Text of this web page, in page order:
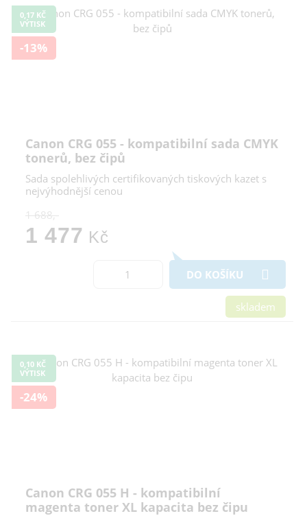
0,17 KČ
VÝTISK
-13%
Canon CRG 055 - kompatibilní sada CMYK
tonerů, bez čipů
Sada spolehlivých certifikovaných tiskových kazet s
nejvýhodnější cenou
1 688,-
1 477 Kč
DO KOŠÍKU
skladem
0,10 KČ
VÝTISK
-24%
Canon CRG 055 H - kompatibilní
magenta toner XL kapacita bez čipu